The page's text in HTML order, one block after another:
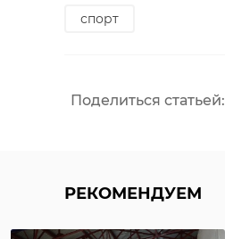
спорт
Поделиться статьей:
РЕКОМЕНДУЕМ